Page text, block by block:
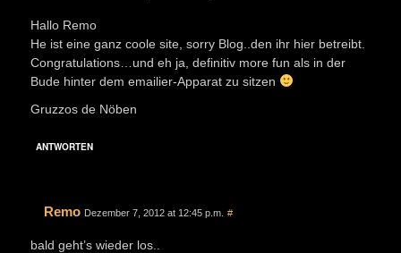
Hallo Remo
He ist eine ganz coole site, sorry Blog..den ihr hier betreibt.
Congratulations…und eh ja, definitiv more fun als in der
Bude hinter dem emailier-Apparat zu sitzen
Gruzzos de Nöben
ANTWORTEN
Remo Dezember 7, 2012 at 12:45 p.m. #
bald geht’s wieder los..